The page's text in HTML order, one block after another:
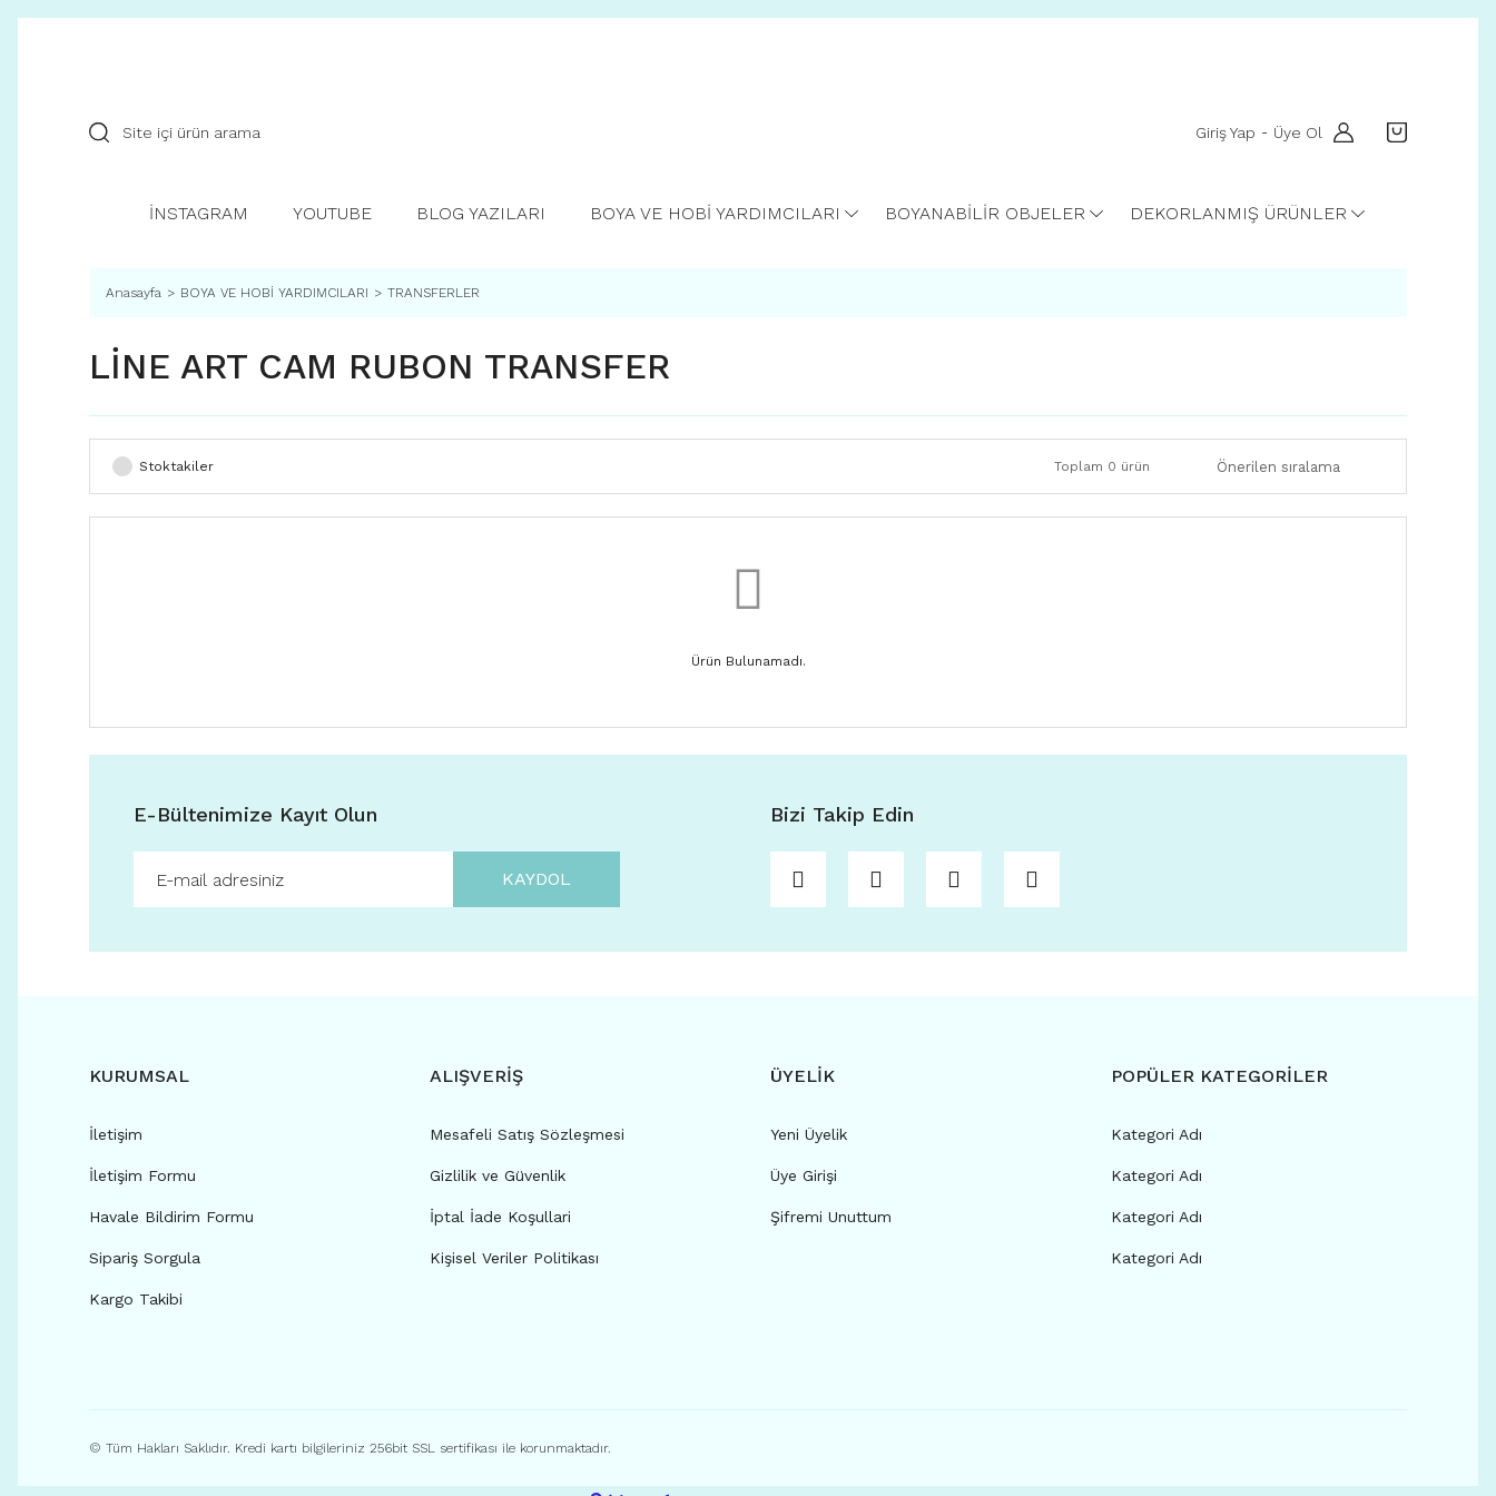
Giriş Yap - Üye Ol
İNSTAGRAM YOUTUBE BLOG YAZILARI BOYA VE HOBİ YARDIMCILARI BOYANABİLİR OBJELER DEKORLANMIŞ ÜRÜNLER
Anasayfa BOYA VE HOBİ YARDIMCILARI TRANSFERLER
LİNE ART CAM RUBON TRANSFER
Stoktakiler Toplam 0 ürün
Ürün Bulunamadı.
E-Bültenimize Kayıt Olun
KAYDOL
Bizi Takip Edin
KURUMSAL
İletişim
İletişim Formu
Havale Bildirim Formu
Sipariş Sorgula
Kargo Takibi
ALIŞVERİŞ
Mesafeli Satış Sözleşmesi
Gizlilik ve Güvenlik
İptal İade Koşullari
Kişisel Veriler Politikası
ÜYELİK
Yeni Üyelik
Üye Girişi
Şifremi Unuttum
POPÜLER KATEGORİLER
Kategori Adı
Kategori Adı
Kategori Adı
Kategori Adı
© Tüm Hakları Saklıdır. Kredi kartı bilgileriniz 256bit SSL sertifikası ile korunmaktadır.